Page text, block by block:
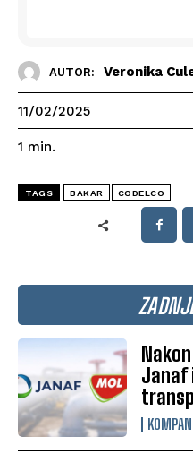
Janaf
AUTOR: Veronika
11/02/2025
1 min.
TAGS BAKAR CODELCO